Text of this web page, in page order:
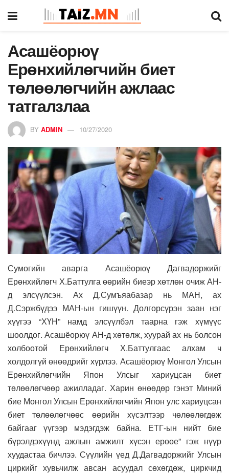
Асашёорюү
Ерөнхийлөгчийн биет
төлөөлөгчийн ажлаас
татгалзлаа
BY ADMIN 10/27/2020
Сумогийн аварга Асашёорюү Дагвадоржийг
Ерөнхийлөгч Х.Баттулга өөрийн биеэр хөтлөн очиж АН-
д элсүүлсэн. Ах Д.Сумъяабазар нь МАН, ах
Д.Сэржбүдээ МАН-ын гишүүн. Долгорсүрэн заан нэг
хүүгээ “ХҮН” намд элсүүлбэл таарна гэж хүмүүс
шоолдог. Асашёорюү АН-д хөтөлж, хуурай ах нь болсон
холбоотой Ерөнхийлөгч Х.Баттулгаас алхам ч
холдолгүй өнөөдрийг хүрлээ. Асашёорюү Монгол Улсын
Ерөнхийлөгчийн Япон Улсыг хариуцсан биет
төлөөлөгчөөр ажилладаг. Харин өнөөдөр гэнэт Миний
бие Монгол Улсын Ерөнхийлөгчийн Япон улс хариуцсан
биет төлөөлөгчөөс өөрийн хүсэлтээр чөлөөлөгдөж
байгааг үүгээр мэдэгдэж байна. ЕТГ-ын нийт бие
бүрэлдэхүүнд ажлын амжилт хүсэн ерөөе” гэж нүүр
хуудастаа бичлээ. Сүүлийн үед Д.Дагвадоржийг Улсын
циркийг хувьчилж авсан асуудал сөхөгдөж, циркчид